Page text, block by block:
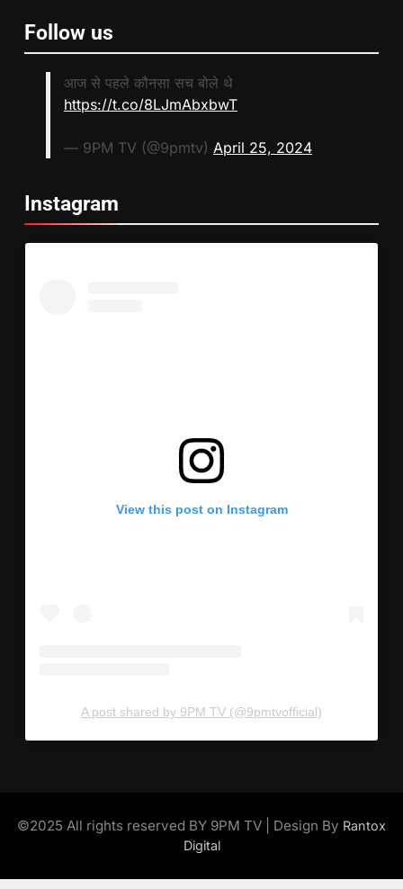
Follow us
आज से पहले कौनसा सच बोले थे
https://t.co/8LJmAbxbwT
— 9PM TV (@9pmtv) April 25, 2024
Instagram
View this post on Instagram
A post shared by 9PM TV (@9pmtvofficial)
©2025 All rights reserved BY 9PM TV | Design By Rantox
Digital